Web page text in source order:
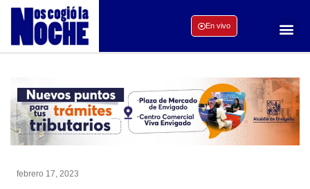
En vivo
febrero 17, 2023